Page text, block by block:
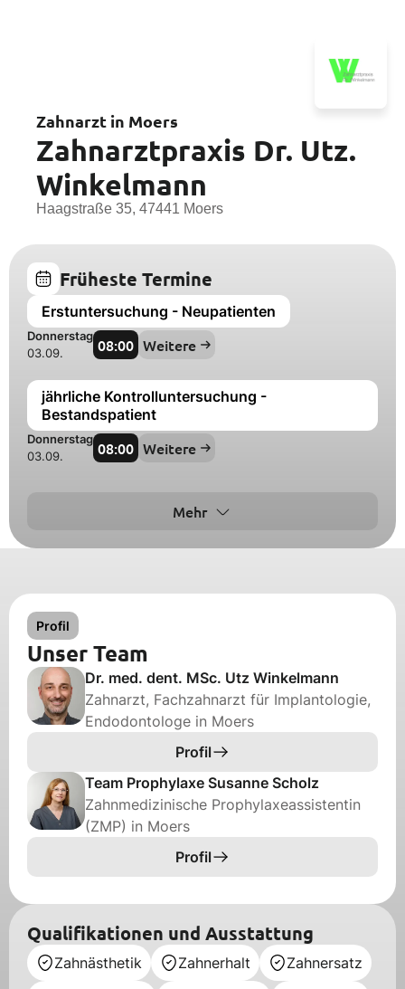
Zahnarzt in Moers
Zahnarztpraxis Dr. Utz.
Winkelmann
Haagstraße 35, 47441 Moers
Früheste Termine
Erstuntersuchung - Neupatienten
Donnerstag
03.09.
08:00 Weitere
jährliche Kontrolluntersuchung -
Bestandspatient
Donnerstag
03.09.
08:00 Weitere
Mehr
Profil
Unser Team
Dr. med. dent. MSc. Utz Winkelmann
Zahnarzt, Fachzahnarzt für Implantologie,
Endodontologe in Moers
Profil
Team Prophylaxe Susanne Scholz
Zahnmedizinische Prophylaxeassistentin
(ZMP) in Moers
Profil
Qualifikationen und Ausstattung
Zahnästhetik Zahnerhalt
Zahnersatz